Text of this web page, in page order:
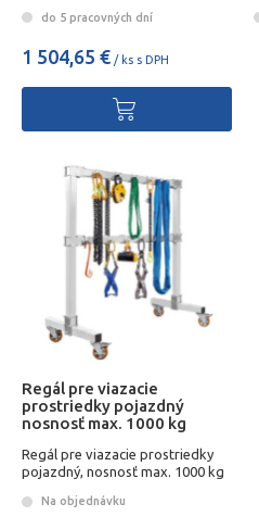
do 5 pracovných dní
1 504,65 € / ks s DPH
Regál pre viazacie
prostriedky pojazdný
nosnosť max. 1000 kg
Regál pre viazacie prostriedky
pojazdný, nosnosť max. 1000 kg
Na objednávku